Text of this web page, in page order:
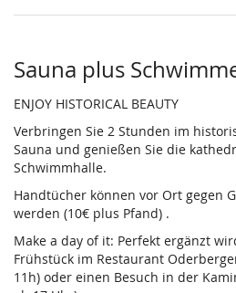
Sauna plus
ENJOY HISTORICAL BEAUTY
Verbringen Sie 2 Stunden im
Sauna und genießen Sie die
Schwimmhalle.
Handtücher können vor Ort gegen
werden (10€ plus Pfand) .
Make a day of it: Perfekt ergänzt
Frühstück im Restaurant
11h) oder einen Besuch in der